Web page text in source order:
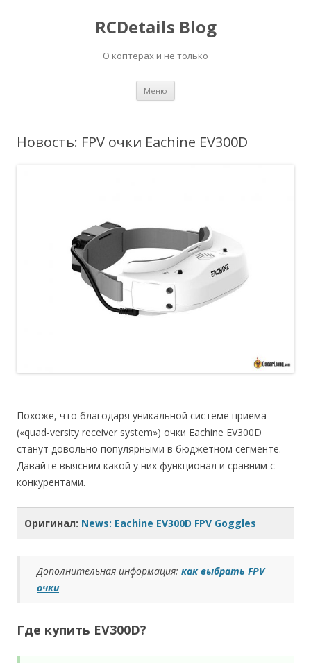
RCDetails Blog
О коптерах и не только
Меню
Новость: FPV очки Eachine EV300D
Похоже, что благодаря уникальной системе приема
(«quad-versity receiver system») очки Eachine EV300D
станут довольно популярными в бюджетном сегменте.
Давайте выясним какой у них функционал и сравним с
конкурентами.
Оригинал: News: Eachine EV300D FPV Goggles
Дополнительная информация: как выбрать FPV
очки
Где купить EV300D?